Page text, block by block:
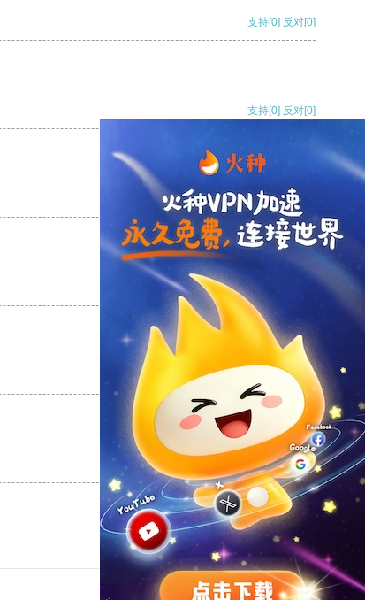
支持[0] 反对[0]
支持[0] 反对[0]
支持[0] 反对
支持
反对 [0]
支持[0] 反对[0]